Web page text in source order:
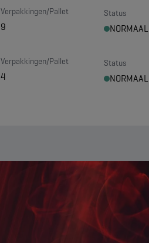
Verpakkingen/Pallet
9
Status
NORMAAL
Verpakkingen/Pallet
4
Status
NORMAAL